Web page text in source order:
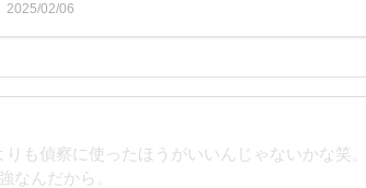
2025/02/06
りも偵察に使ったほうがいいんじゃないかな笑
なんだから。